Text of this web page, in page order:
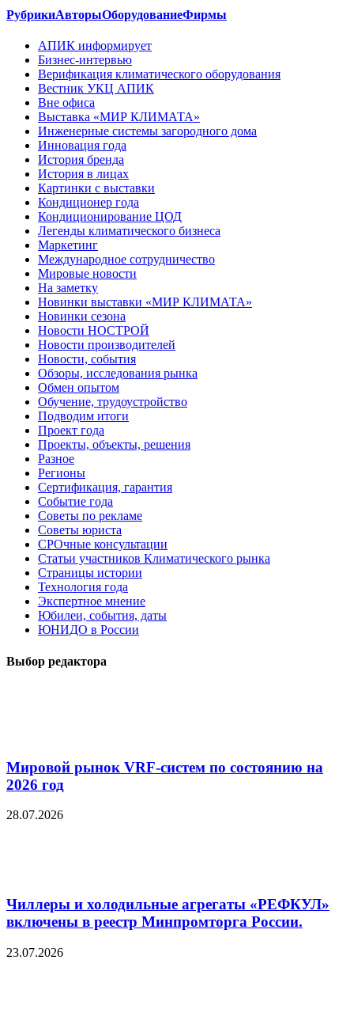
РубрикиАвторыОборудованиеФирмы
АПИК информирует
Бизнес-интервью
Верификация климатического оборудования
Вестник УКЦ АПИК
Вне офиса
Выставка «МИР КЛИМАТА»
Инженерные системы загородного дома
Инновация года
История бренда
История в лицах
Картинки с выставки
Кондиционер года
Кондиционирование ЦОД
Легенды климатического бизнеса
Маркетинг
Международное сотрудничество
Мировые новости
На заметку
Новинки выставки «МИР КЛИМАТА»
Новинки сезона
Новости НОСТРОЙ
Новости производителей
Новости, события
Обзоры, исследования рынка
Обмен опытом
Обучение, трудоустройство
Подводим итоги
Проект года
Проекты, объекты, решения
Разное
Регионы
Сертификация, гарантия
Событие года
Советы по рекламе
Советы юриста
СРОчные консультации
Статьи участников Климатического рынка
Страницы истории
Технология года
Экспертное мнение
Юбилеи, события, даты
ЮНИДО в России
Выбор редактора
Мировой рынок VRF-систем по состоянию на
2026 год
28.07.2026
Чиллеры и холодильные агрегаты «РЕФКУЛ»
включены в реестр Минпромторга России.
23.07.2026